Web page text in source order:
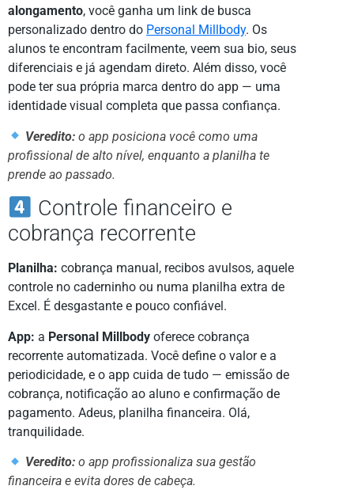
alongamento, você ganha um link de busca
personalizado dentro do Personal Millbody. Os
alunos te encontram facilmente, veem sua bio, seus
diferenciais e já agendam direto. Além disso, você
pode ter sua própria marca dentro do app — uma
identidade visual completa que passa confiança.
Veredito: o app posiciona você como uma
profissional de alto nível, enquanto a planilha te
prende ao passado.
Controle financeiro e
cobrança recorrente
Planilha: cobrança manual, recibos avulsos, aquele
controle no caderninho ou numa planilha extra de
Excel. É desgastante e pouco confiável.
App: a Personal Millbody oferece cobrança
recorrente automatizada. Você define o valor e a
periodicidade, e o app cuida de tudo — emissão de
cobrança, notificação ao aluno e confirmação de
pagamento. Adeus, planilha financeira. Olá,
tranquilidade.
Veredito: o app profissionaliza sua gestão
financeira e evita dores de cabeça.